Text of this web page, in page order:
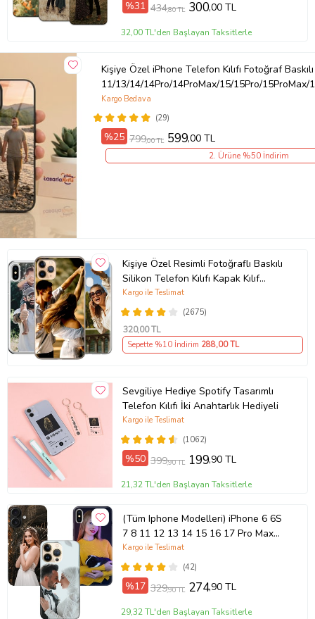
Ürün Kodu:kcm89125247
%31 434,80 TL 300,00 TL
32,00 TL'den Başlayan Taksitlerle
Kişiye Özel iPhone Telefon Kılıfı Fotoğraf Baskılı
11/13/14/14Pro/14ProMax/15/15Pro/
(29)
Kargo Bedava
%25 799,00 TL 599,00 TL
2. Ürüne %50 İndirim
Kişiye Özel Resimli Fotoğraflı Baskılı
Silikon Telefon Kılıfı Kapak Kılıf
(Telefon Modelleri Açıklamada)
(2675)
Kargo ile Teslimat
320,00 TL
Sepette %10 İndirim 288,00 TL
Sevgiliye Hediye Spotify Tasarımlı
Telefon Kılıfı İki Anahtarlık Hediyeli
(1062)
Kargo ile Teslimat
%50 399,90 TL 199,90 TL
21,32 TL'den Başlayan Taksitlerle
(Tüm Iphone Modelleri) iPhone 6 6S
7 8 11 12 13 14 15 16 17 Pro Max
Plus Mini Kişiye Özel Resimli
Fotoğraflı Kılıf(42)
Kargo ile Teslimat
%17 329,90 TL 274,90 TL
29,32 TL'den Başlayan Taksitlerle